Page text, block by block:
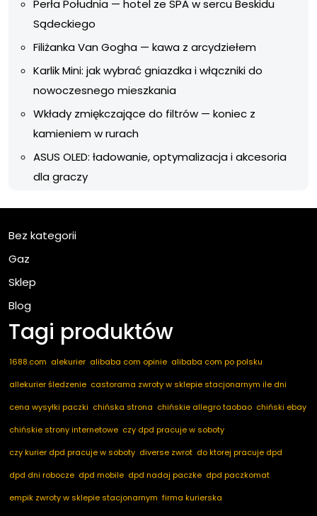
Perła Południa — hotel ze SPA w sercu Beskidu
Sądeckiego
Filiżanka Van Gogha — kawa z arcydziełem
Karlik Mini: jak wybrać gniazdka i włączniki do
nowoczesnego mieszkania
Wkłady zmiękczające do filtrów — koniec z
kamieniem w rurach
ASUS OLED: ładowanie, optymalizacja i akcesoria
dla graczy
Bez kategorii
Gaz
Sklep
Blog
Tagi produktów
1688.com alekurier alibaba com opinie alibaba com po polsku
allekurier śledzenie castorama zwroty w sklepie stacjonarnym ile dni
cena wysyłki paczki chińska strona chińskie allegro taobao chiński ebay
chińskie strony internetowe czy dpd pracuje w soboty
czy kurier dpd pracuje w soboty diverse zwrot do ktorej pracuje dpd
dpd dni robocze dpd mobile dpd nadaj paczke dpd paczkomat
empik zwroty w sklepie stacjonarnym firma kurierska